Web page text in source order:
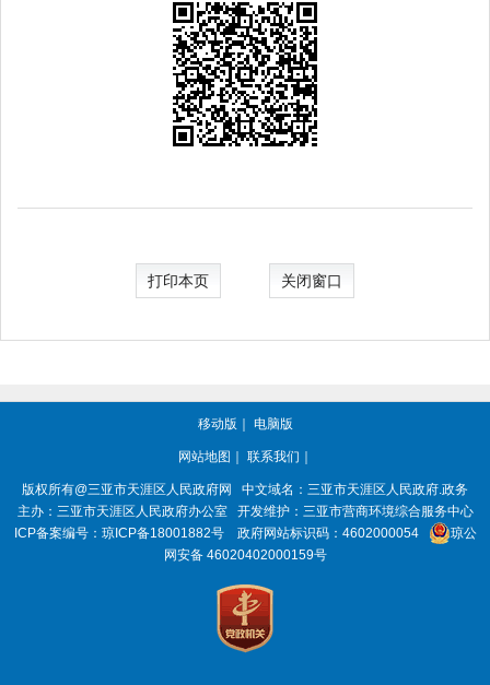
打印本页 关闭窗口
移动版 ｜ 电脑版
网站地图 ｜ 联系我们 ｜
版权所有@三亚市天涯区人民政府网 中文域名： 三亚市天涯区人民政府.政务
主办：三亚市天涯区人民政府办公室
开发维护：三亚市营商环境综合服务中心
ICP备案编号： 琼ICP备18001882号 政府网站标识码： 4602000054
琼公
网安备 46020402000159号